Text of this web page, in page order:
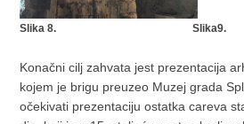
Slika 8.
Konačni cilj zahvata jest prezentacija
kojem je brigu preuzeo Muzej grada
očekivati prezentaciju ostatka careva